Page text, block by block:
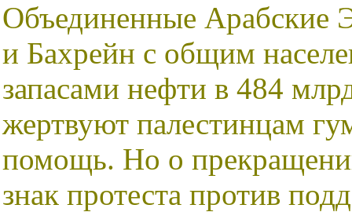
Объединенные Арабские
и Бахрейн с общим
запасами нефти в 484
жертвуют палестинцам
помощь. Но о
знак протеста против